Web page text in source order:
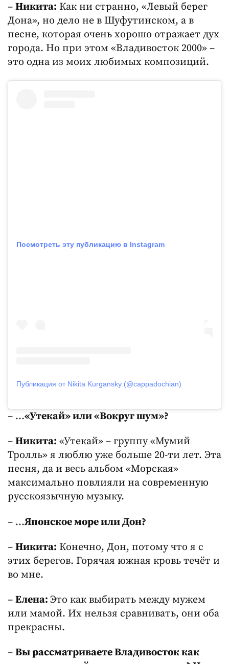
– Никита: Как ни странно, «Левый берег
Дона», но дело не в Шуфутинском, а в
песне, которая очень хорошо отражает дух
города. Но при этом «Владивосток 2000» –
это одна из моих любимых композиций.
Посмотреть эту публикацию в Instagram
Публикация от Nikita Kurgansky (@cappadochian)
– …«Утекай» или «Вокруг шум»?
– Никита: «Утекай» – группу «Мумий
Тролль» я люблю уже больше 20-ти лет. Эта
песня, да и весь альбом «Морская»
максимально повлияли на современную
русскоязычную музыку.
– …Японское море или Дон?
– Никита: Конечно, Дон, потому что я с
этих берегов. Горячая южная кровь течёт и
во мне.
– Елена: Это как выбирать между мужем
или мамой. Их нельзя сравнивать, они оба
прекрасны.
– Вы рассматриваете Владивосток как